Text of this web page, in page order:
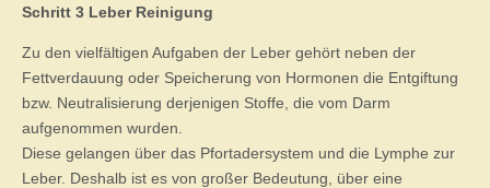
Schritt 3 Leber Reinigung
Zu den vielfältigen Aufgaben der Leber gehört neben der
Fettverdauung oder Speicherung von Hormonen die Entgiftung
bzw. Neutralisierung derjenigen Stoffe, die vom Darm
aufgenommen wurden.
Diese gelangen über das Pfortadersystem und die Lymphe zur
Leber. Deshalb ist es von großer Bedeutung, über eine